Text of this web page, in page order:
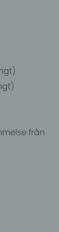
från